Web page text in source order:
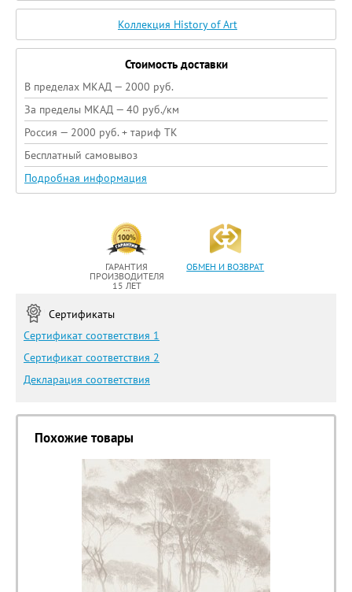
Коллекция History of Art
Стоимость доставки
В пределах МКАД — 2000 руб.
За пределы МКАД — 40 руб./км
Россия — 2000 руб. + тариф ТК
Бесплатный самовывоз
Подробная информация
ГАРАНТИЯ
ПРОИЗВОДИТЕЛЯ
15 ЛЕТ
ОБМЕН И ВОЗВРАТ
Сертификаты
Сертификат соответствия 1
Сертификат соответствия 2
Декларация соответствия
Похожие товары